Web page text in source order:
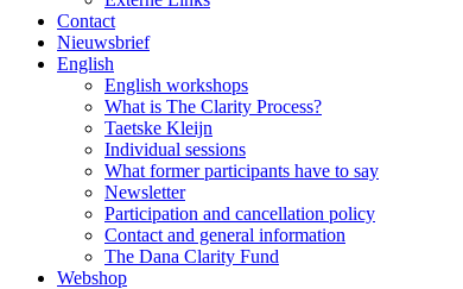
Contact
Nieuwsbrief
English
English workshops
What is The Clarity Process?
Taetske Kleijn
Individual sessions
What former participants have to say
Newsletter
Participation and cancellation policy
Contact and general information
The Dana Clarity Fund
Webshop